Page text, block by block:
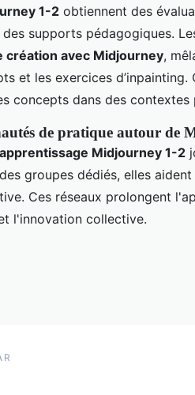
1-2 obtiennent des
supports pédagogiques.
création avec Midjourney,
et les exercices
concepts dans des contextes
de pratique autour de
Midjourney 1-2
groupes dédiés, elles
Ces réseaux prolongent
l'innovation collective.